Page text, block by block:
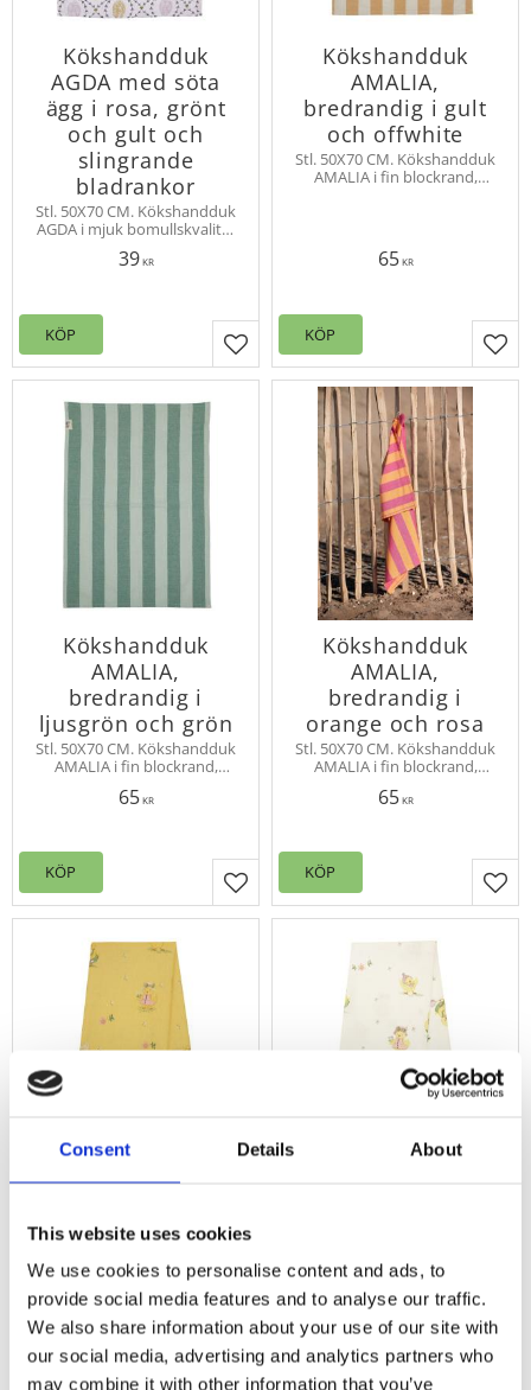
Consent Details About
This website uses cookies
We use cookies to personalise content and ads, to
provide social media features and to analyse our traffic.
We also share information about your use of our site with
our social media, advertising and analytics partners who
may combine it with other information that you’ve
Kökshandduk
AGDA med söta
ägg i rosa, grönt
och gult och
slingrande
bladrankor
Stl. 50X70 CM. Kökshandduk
AGDA i mjuk bomullskvalitet
med ett härligt påskmönster i
form av ägg i olika färger och
39KR
Lägg till i favoriter
KÖP
Kökshandduk
AMALIA,
bredrandig i gult
och offwhite
Stl. 50X70 CM. Kökshandduk
AMALIA i fin blockrand,
65KR
KÖP
Kökshandduk
AMALIA,
bredrandig i
ljusgrön och grön
Stl. 50X70 CM. Kökshandduk
AMALIA i fin blockrand,
material. Hank för
65KR
Lägg till i favoriter
KÖP
Kökshandduk
AMALIA,
bredrandig i
orange och rosa
Stl. 50X70 CM. Kökshandduk
AMALIA i fin blockrand,
material. Hank för
65KR
KÖP
Kökshandduk
påskägg,
påskkycklingar och
små blommor på
gul bottenfärg
Stl. 50x70 cm, Urgullig
kökshandduk HÖNÖ med
tryckta kycklingar och
påskkycklingar och
små blommor på
offwhite
bottenfärg
Stl. 50x70 cm, Urgullig
kökshandduk HÖNÖ med